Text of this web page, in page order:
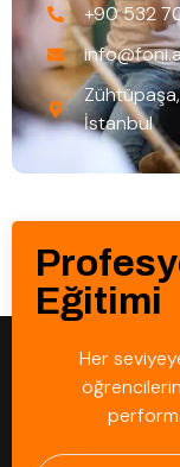
+90 532
İstanbul
Eğitimi
Her